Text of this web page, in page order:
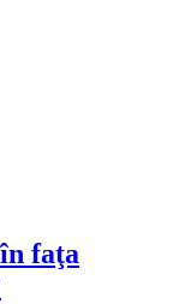
faţa